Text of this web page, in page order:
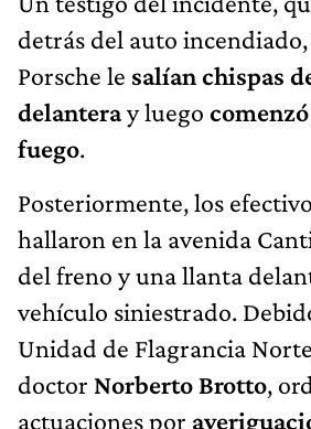
detrás del auto
Porsche le salían chispas
delanteray luego
fuego.
Posteriormente, los
hallaron en la avenida
del freno y una llanta
vehículo siniestrado.
Unidad de Flagrancia
doctor Norberto Brotto,
actuaciones por